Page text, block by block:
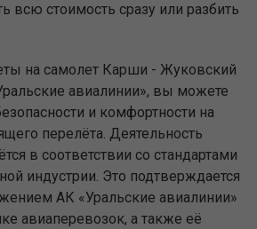
всю стоимость сразу или разбить
на самолет Карши - Жуковский
авиалинии», вы можете
и комфортности на
перелёта. Деятельность
в соответствии со стандартами
индустрии. Это подтверждается
АК «Уральские авиалинии»
авиаперевозок, а также её